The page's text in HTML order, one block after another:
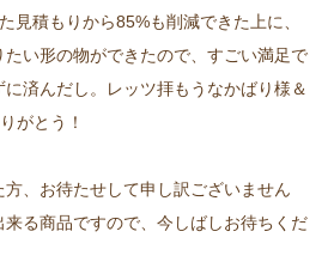
見積もりから85%も削減できた上に、
い形の物ができたので、すごい満足で
済んだし。レッツ拝もうなかばり様＆
がとう！
、お待たせして申し訳ございません
る商品ですので、今しばしお待ちくだ